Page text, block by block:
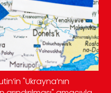
"Ukrayna’nın